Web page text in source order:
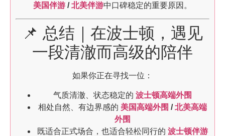
美国伴游 /北美伴游中口碑稳定的重要原因。
📌 总结｜在波士顿，遇见
一段清澈而高级的陪伴
如果你正在寻找一位：
气质清澈、状态稳定的 波士顿高端外围
相处自然、有边界感的 美国高端外围 /北美高端
外围
既适合正式场合，也适合轻松同行的 波士顿伴游